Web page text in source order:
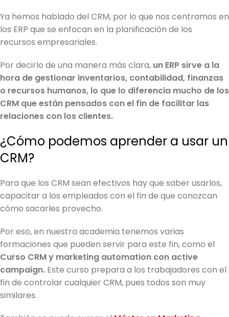
Ya hemos hablado del CRM, por lo que nos centramos en
los ERP que se enfocan en la planificación de los
recursos empresariales.
Por decirlo de una manera más clara, un ERP sirve a la
hora de gestionar inventarios, contabilidad, finanzas
o recursos humanos, lo que lo diferencia mucho de los
CRM que están pensados con el fin de facilitar las
relaciones con los clientes.
¿Cómo podemos aprender a usar un
CRM?
Para que los CRM sean efectivos hay que saber usarlos,
capacitar a los empleados con el fin de que conozcan
cómo sacarles provecho.
Por eso, en nuestra academia tenemos varias
formaciones que pueden servir para este fin, como el
Curso CRM y marketing automation con active
campaign. Este curso prepara a los trabajadores con el
fin de controlar cualquier CRM, pues todos son muy
similares.